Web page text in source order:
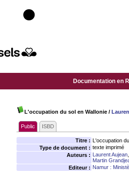
Documentation en
L'occupation du sol en Wallonie /
Public ISBD
Titre : L'occupation
Type de document : texte imprimé
Auteurs : Laurent Aujean
Martin
Editeur : Namur :